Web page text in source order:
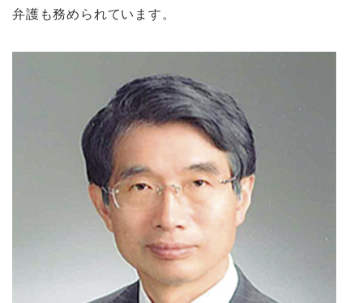
弁護も務められています。